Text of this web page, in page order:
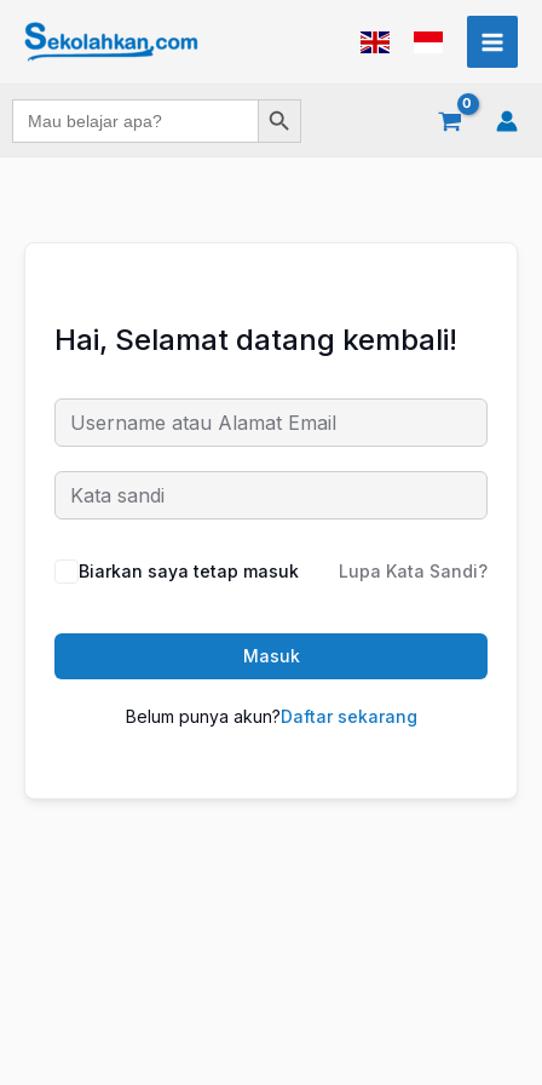
Search
for:
Search Button
Hai, Selamat datang kembali!
Biarkan saya tetap masuk Lupa Kata Sandi?
Masuk
Belum punya akun?Daftar sekarang